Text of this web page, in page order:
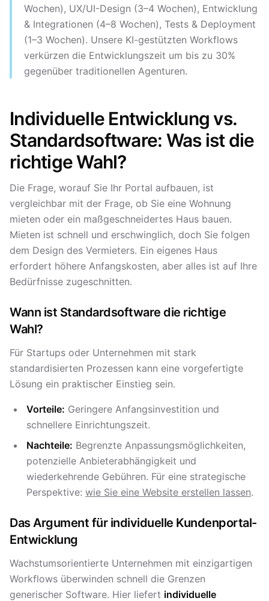
Wochen), UX/UI-Design (3–4 Wochen), Entwicklung
& Integrationen (4–8 Wochen), Tests & Deployment
(1–3 Wochen). Unsere KI-gestützten Workflows
verkürzen die Entwicklungszeit um bis zu 30%
gegenüber traditionellen Agenturen.
Individuelle Entwicklung vs.
Standardsoftware: Was ist die
richtige Wahl?
Die Frage, worauf Sie Ihr Portal aufbauen, ist
vergleichbar mit der Frage, ob Sie eine Wohnung
mieten oder ein maßgeschneidertes Haus bauen.
Mieten ist schnell und erschwinglich, doch Sie folgen
dem Design des Vermieters. Ein eigenes Haus
erfordert höhere Anfangskosten, aber alles ist auf Ihre
Bedürfnisse zugeschnitten.
Wann ist Standardsoftware die richtige
Wahl?
Für Startups oder Unternehmen mit stark
standardisierten Prozessen kann eine vorgefertigte
Lösung ein praktischer Einstieg sein.
Vorteile: Geringere Anfangsinvestition und
schnellere Einrichtungszeit.
Nachteile: Begrenzte Anpassungsmöglichkeiten,
potenzielle Anbieterabhängigkeit und
wiederkehrende Gebühren. Für eine strategische
Perspektive: wie Sie eine Website erstellen lassen.
Das Argument für individuelle Kundenportal-
Entwicklung
Wachstumsorientierte Unternehmen mit einzigartigen
Workflows überwinden schnell die Grenzen
generischer Software. Hier liefert individuelle